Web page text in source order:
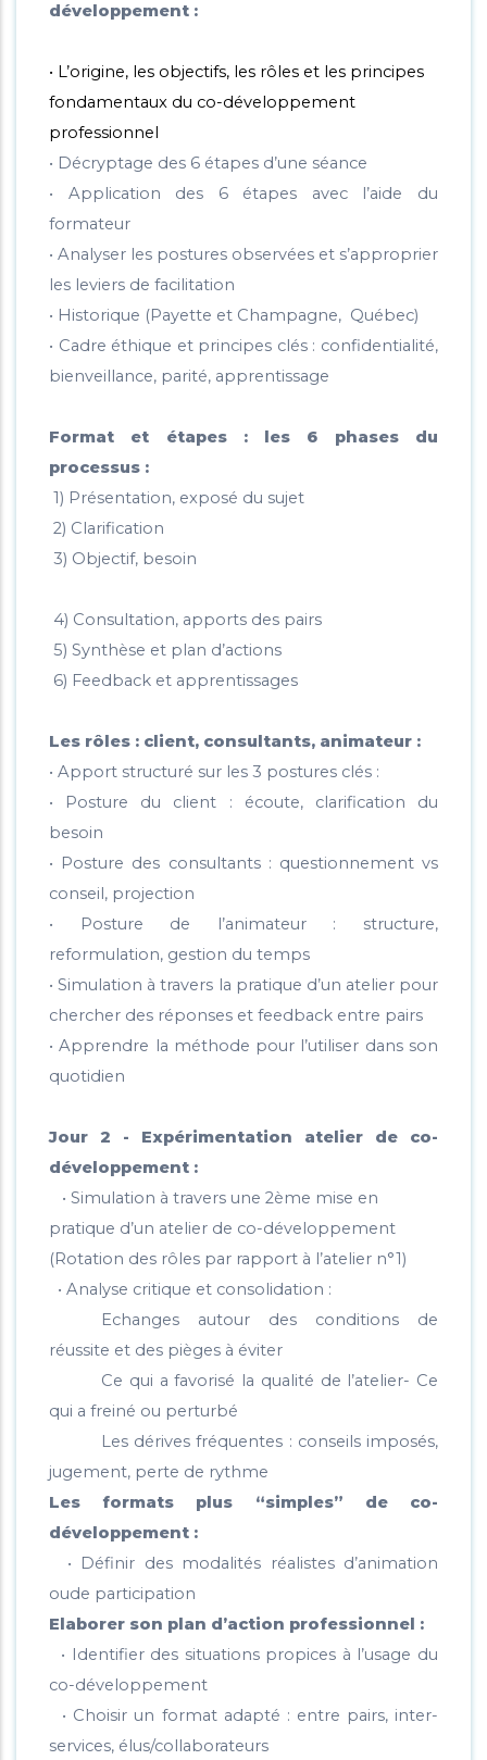
développement :
• L’origine, les objectifs, les rôles et les principes
fondamentaux du co-développement
professionnel
• Décryptage des 6 étapes d’une séance
• Application des 6 étapes avec l’aide du
formateur
• Analyser les postures observées et s’approprier
les leviers de facilitation
• Historique (Payette et Champagne, Québec)
• Cadre éthique et principes clés : confidentialité,
bienveillance, parité, apprentissage
Format et étapes : les 6 phases du
processus :
1) Présentation, exposé du sujet
2) Clarification
3) Objectif, besoin
4) Consultation, apports des pairs
5) Synthèse et plan d’actions
6) Feedback et apprentissages
Les rôles : client, consultants, animateur :
• Apport structuré sur les 3 postures clés :
• Posture du client : écoute, clarification du
besoin
• Posture des consultants : questionnement vs
conseil, projection
• Posture de l’animateur : structure,
reformulation, gestion du temps
• Simulation à travers la pratique d’un atelier pour
chercher des réponses et feedback entre pairs
• Apprendre la méthode pour l’utiliser dans son
quotidien
Jour 2 - Expérimentation atelier de co-
développement :
• Simulation à travers une 2ème mise en
pratique d’un atelier de co-développement
(Rotation des rôles par rapport à l’atelier n°1)
• Analyse critique et consolidation :
Echanges autour des conditions de
réussite et des pièges à éviter
Ce qui a favorisé la qualité de l’atelier- Ce
qui a freiné ou perturbé
Les dérives fréquentes : conseils imposés,
jugement, perte de rythme
Les formats plus “simples” de co-
développement :
• Définir des modalités réalistes d’animation
oude participation
Elaborer son plan d’action professionnel :
• Identifier des situations propices à l’usage du
co-développement
• Choisir un format adapté : entre pairs, inter-
services, élus/collaborateurs